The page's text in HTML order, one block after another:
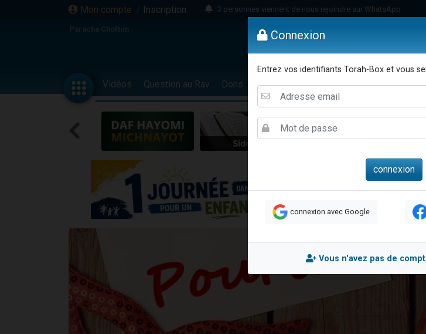
Mon compte / Inscription
3 personnes viennent de nous rejoindre sur WhatsApp
11 personnes viennent de demander une bénédiction
2 personnes viennent de nous rejoindre sur WhatsApp
29 personnes viennent de demander une bénédiction
Il reste 49 places pour étudier en groupe sur Zoom
2 personnes viennent de nous rejoindre sur WhatsApp
6 personnes viennent de nous rejoindre sur WhatsApp
4 personnes viennent de faire un don pour Reloger Rivka,
2 personnes viennent de faire un don pour 1 Journée de
4 personnes viennent de nous rejoindre sur WhatsApp
17 personnes viennent de demander une bénédiction
Eva vient de donner son Maasser
4 personnes viennent de nous rejoindre sur WhatsApp
3 personnes viennent de nous rejoindre sur WhatsApp
3 personnes viennent de faire un don pour 5 jours de
Odaya vient de donner son Maasser
Paracha Choftim
Vidéos Question au Rav Dons Femmes Enfants Etude sur Texte
Connexion
Entrez vos identifiants Torah-Box et vous
connexion avec Google
Vous n'avez pas de